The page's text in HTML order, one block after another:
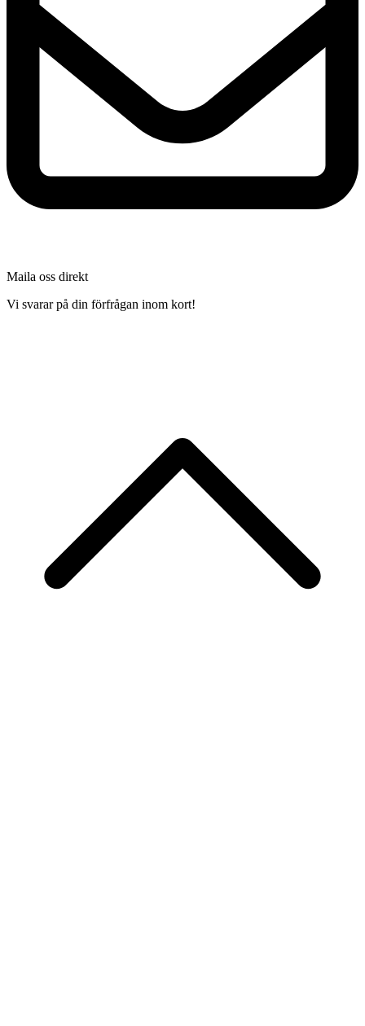
Maila oss direkt
Vi svarar på din förfrågan inom kort!